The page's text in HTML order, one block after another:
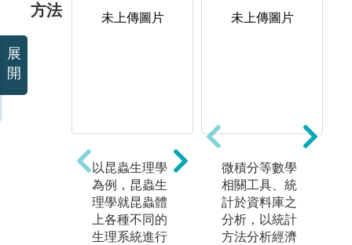
方法
未上傳圖片
以昆蟲生理學
為例，昆蟲生
理學就昆蟲體
上各種不同的
生理系統進行
未上傳圖片
生態、昆蟲分
類、行為、保
育領域中以昆
蟲分類學為
例，內容為認
未上傳圖片
微積分等數學
相關工具、統
計於資料庫之
分析，以統計
方法分析經濟
展
開